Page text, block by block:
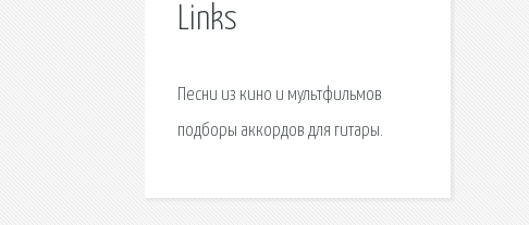
Links
Песни из кино и мультфильмов
подборы аккордов для гитары.